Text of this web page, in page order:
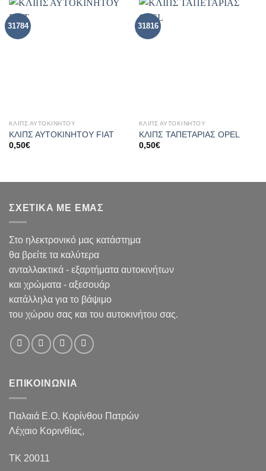
31784
ΚΛΙΠΣ ΑΥΤΟΚΙΝΉΤΟΥ
ΚΛΙΠΣ ΑΥΤΟΚΙΝΗΤΟΥ FIAT
0,50€
31816
ΚΛΙΠΣ ΑΥΤΟΚΙΝΉΤΟΥ
ΚΛΙΠΣ ΤΑΠΕΤΑΡΙΑΣ ΟPEL
0,50€
ΣΧΕΤΙΚΑ ΜΕ ΕΜΑΣ
Στο ηλεκτρονικό μας κατάστημα
θα βρείτε τα καλύτερα
ανταλλακτικά - εξαρτήματα αυτοκινήτων
και χρώματα - αξεσουάρ
κατάλληλα για το βάψιμο
του χώρου σας και του αυτοκινήτου σας.
ΕΠΙΚΟΙΝΩΝΙΑ
Παλαιά Ε.Ο. Κορίνθου Πατρών
Λέχαιο Κορινθίας,
ΤΚ 20011